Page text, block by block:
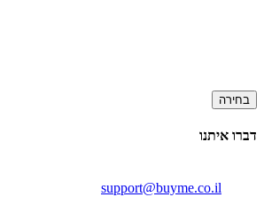
בחירה
דברו איתנו
support@buyme.co.il